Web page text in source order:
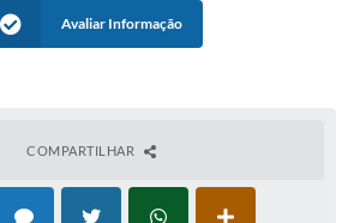
Avaliar Informação
COMPARTILHAR